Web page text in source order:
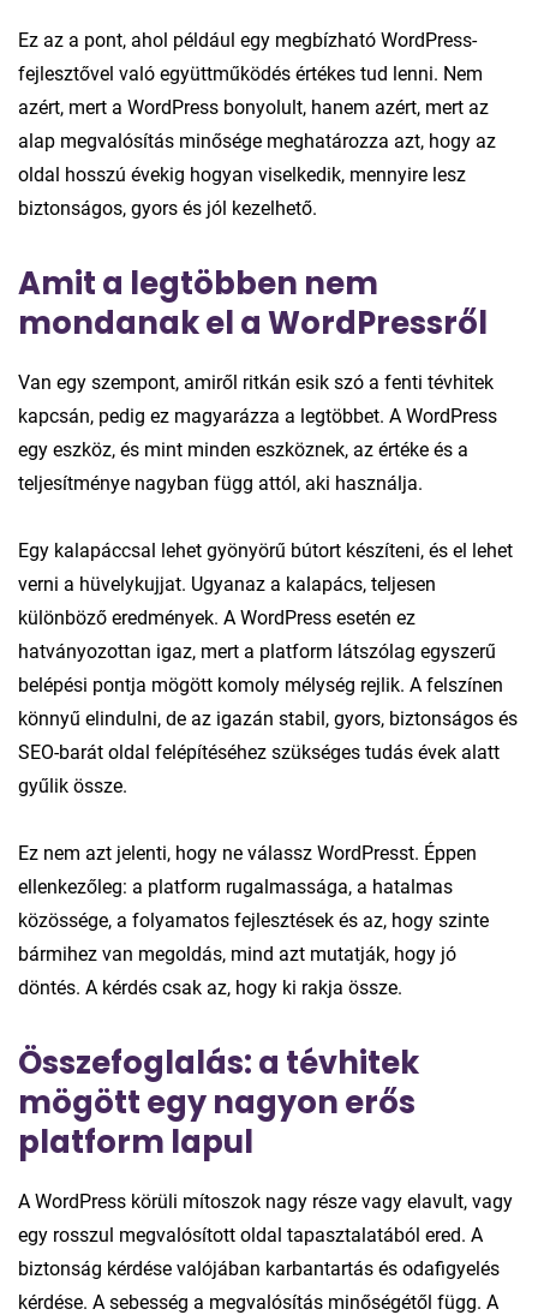
Ez az a pont, ahol például egy megbízható WordPress-
fejlesztővel való együttműködés értékes tud lenni. Nem
azért, mert a WordPress bonyolult, hanem azért, mert az
alap megvalósítás minősége meghatározza azt, hogy az
oldal hosszú évekig hogyan viselkedik, mennyire lesz
biztonságos, gyors és jól kezelhető.
Amit a legtöbben nem
mondanak el a WordPressről
Van egy szempont, amiről ritkán esik szó a fenti tévhitek
kapcsán, pedig ez magyarázza a legtöbbet. A WordPress
egy eszköz, és mint minden eszköznek, az értéke és a
teljesítménye nagyban függ attól, aki használja.
Egy kalapáccsal lehet gyönyörű bútort készíteni, és el lehet
verni a hüvelykujjat. Ugyanaz a kalapács, teljesen
különböző eredmények. A WordPress esetén ez
hatványozottan igaz, mert a platform látszólag egyszerű
belépési pontja mögött komoly mélység rejlik. A felszínen
könnyű elindulni, de az igazán stabil, gyors, biztonságos és
SEO-barát oldal felépítéséhez szükséges tudás évek alatt
gyűlik össze.
Ez nem azt jelenti, hogy ne válassz WordPresst. Éppen
ellenkezőleg: a platform rugalmassága, a hatalmas
közössége, a folyamatos fejlesztések és az, hogy szinte
bármihez van megoldás, mind azt mutatják, hogy jó
döntés. A kérdés csak az, hogy ki rakja össze.
Összefoglalás: a tévhitek
mögött egy nagyon erős
platform lapul
A WordPress körüli mítoszok nagy része vagy elavult, vagy
egy rosszul megvalósított oldal tapasztalatából ered. A
biztonság kérdése valójában karbantartás és odafigyelés
kérdése. A sebesség a megvalósítás minőségétől függ. A